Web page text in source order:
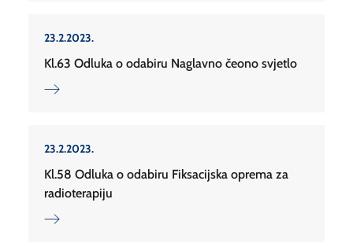
23.2.2023.
Kl.63 Odluka o odabiru Naglavno čeono svjetlo
23.2.2023.
Kl.58 Odluka o odabiru Fiksacijska oprema za
radioterapiju